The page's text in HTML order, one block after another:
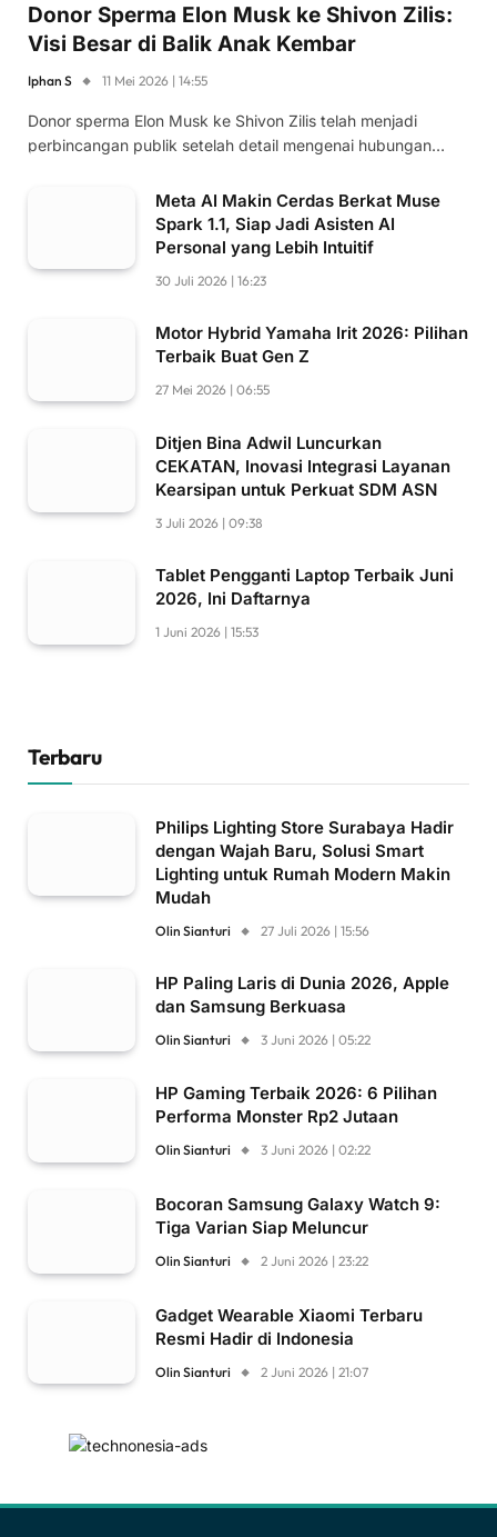
Donor Sperma Elon Musk ke Shivon Zilis:
Visi Besar di Balik Anak Kembar
Iphan S 11 Mei 2026 | 14:55
Donor sperma Elon Musk ke Shivon Zilis telah menjadi
perbincangan publik setelah detail mengenai hubungan…
Meta AI Makin Cerdas Berkat Muse
Spark 1.1, Siap Jadi Asisten AI
Personal yang Lebih Intuitif
30 Juli 2026 | 16:23
Motor Hybrid Yamaha Irit 2026: Pilihan
Terbaik Buat Gen Z
27 Mei 2026 | 06:55
Ditjen Bina Adwil Luncurkan
CEKATAN, Inovasi Integrasi Layanan
Kearsipan untuk Perkuat SDM ASN
3 Juli 2026 | 09:38
Tablet Pengganti Laptop Terbaik Juni
2026, Ini Daftarnya
1 Juni 2026 | 15:53
Terbaru
Philips Lighting Store Surabaya Hadir
dengan Wajah Baru, Solusi Smart
Lighting untuk Rumah Modern Makin
Mudah
Olin Sianturi 27 Juli 2026 | 15:56
HP Paling Laris di Dunia 2026, Apple
dan Samsung Berkuasa
Olin Sianturi 3 Juni 2026 | 05:22
HP Gaming Terbaik 2026: 6 Pilihan
Performa Monster Rp2 Jutaan
Olin Sianturi 3 Juni 2026 | 02:22
Bocoran Samsung Galaxy Watch 9:
Tiga Varian Siap Meluncur
Olin Sianturi 2 Juni 2026 | 23:22
Gadget Wearable Xiaomi Terbaru
Resmi Hadir di Indonesia
Olin Sianturi 2 Juni 2026 | 21:07